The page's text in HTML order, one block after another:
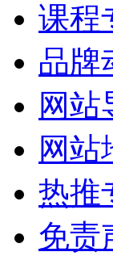
课程
品牌
网站
网站
热推
免责